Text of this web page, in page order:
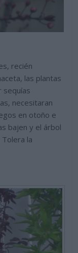
recién
las plantas
sequías
necesitaran
en otoño e
bajen y el árbol
la